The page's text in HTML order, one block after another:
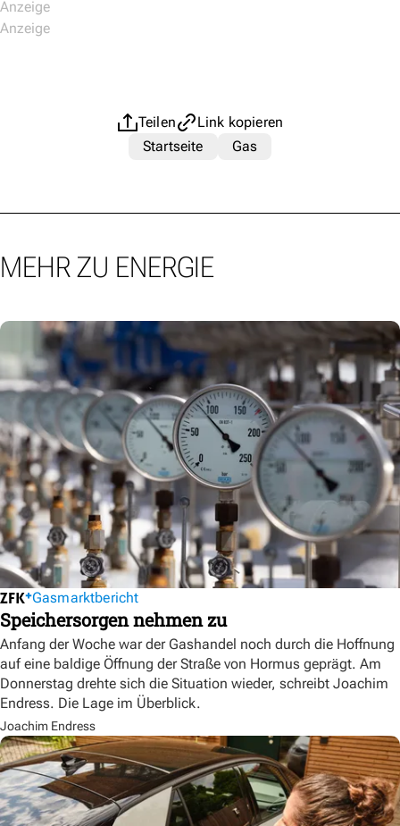
Teilen
Link kopieren
Startseite
Gas
MEHR ZU ENERGIE
Gasmarktbericht
Speichersorgen nehmen zu
Anfang der Woche war der Gashandel noch durch die Hoffnung
auf eine baldige Öffnung der Straße von Hormus geprägt. Am
Donnerstag drehte sich die Situation wieder, schreibt Joachim
Endress. Die Lage im Überblick.
Joachim Endress